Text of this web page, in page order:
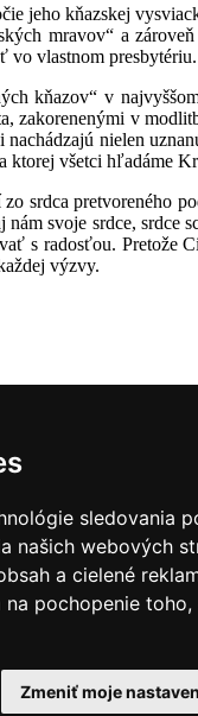
sledovania
našich webových
a cielené
pochopenie
Zmeniť moje
jeho kňazskej
mravov“ a zároveň
vlastnom presbytériu.
kňazov“ v
zakorenenými v
nielen
ktorej všetci hľadáme
srdca pretvoreného
svoje srdce, srdce
s radosťou. Pretože
výzvy.
|Do kostola